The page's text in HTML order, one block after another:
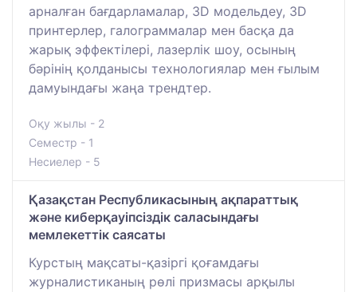
арналған бағдарламалар, 3D модельдеу, 3D
принтерлер, галограммалар мен басқа да
жарық эффектілері, лазерлік шоу, осының
бәрінің қолданысы технологиялар мен ғылым
дамуындағы жаңа трендтер.
Оқу жылы - 2
Семестр - 1
Несиелер - 5
Қазақстан Республикасының ақпараттық
және киберқауіпсіздік саласындағы
мемлекеттік саясаты
Курстың мақсаты-қазіргі қоғамдағы
журналистиканың рөлі призмасы арқылы